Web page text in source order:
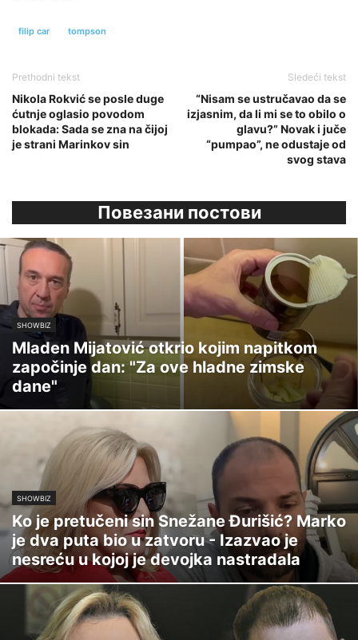
filip car tompson
Prethodni tekst
Nikola Rokvić se posle duge
ćutnje oglasio povodom
blokada: Sada se zna na čijoj
je strani Marinkov sin
Sledeći tekst
“Nisam se ustručavao da se
izjasnim, da li mi se to obilo o
glavu?” Novak i juče
“pumpao”, ne odustaje od
svog stava
Повезани постови
SHOWBIZ
Mladen Mijatović otkrio kojim napitkom
započinje dan: "Za ove hladne zimske
dane"
SHOWBIZ
Ko je pretučeni sin Snežane Đurišić? Marko
je dva puta bio u zatvoru - Izazvao je
nesreću u kojoj je devojka nastradala